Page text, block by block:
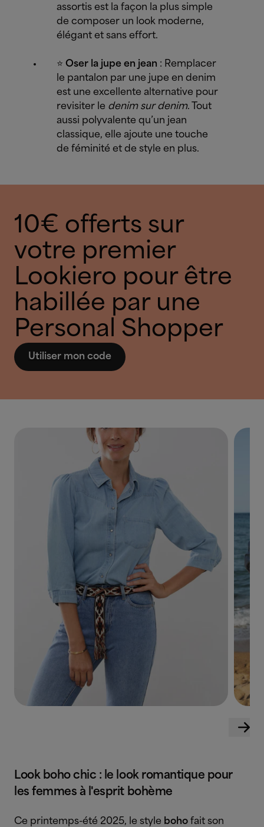
assortis est la façon la plus simple
de composer un look moderne,
élégant et sans effort.
⭐ Oser la jupe en jean : Remplacer
le pantalon par une jupe en denim
est une excellente alternative pour
revisiter le denim sur denim. Tout
aussi polyvalente qu’un jean
classique, elle ajoute une touche
de féminité et de style en plus.
10€ offerts sur
votre premier
Lookiero pour être
habillée par une
Personal Shopper
Utiliser mon code
Look boho chic : le look romantique pour
les femmes à l'esprit bohème
Ce printemps-été 2025, le style boho fait son